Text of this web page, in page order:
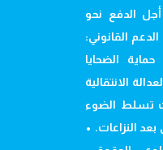
أجل الدفع نحو
القانوني:
الضحايا
الانتقالية
تسلط الضوء
النزاعات. •